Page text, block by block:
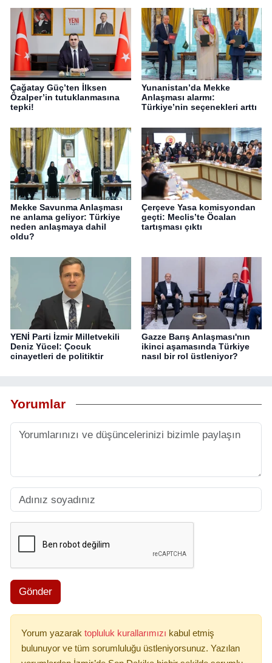
Çağatay Güç’ten İlksen
Özalper’in tutuklanmasına
tepki!
Yunanistan’da Mekke
Anlaşması alarmı:
Türkiye’nin seçenekleri arttı
Mekke Savunma Anlaşması
ne anlama geliyor: Türkiye
neden anlaşmaya dahil
oldu?
Çerçeve Yasa komisyondan
geçti: Meclis’te Öcalan
tartışması çıktı
YENİ Parti İzmir Milletvekili
Deniz Yücel: Çocuk
cinayetleri de politiktir
Gazze Barış Anlaşması'nın
ikinci aşamasında Türkiye
nasıl bir rol üstleniyor?
Yorumlar
Gönder
Yorum yazarak topluluk kurallarımızı kabul etmiş
bulunuyor ve tüm sorumluluğu üstleniyorsunuz. Yazılan